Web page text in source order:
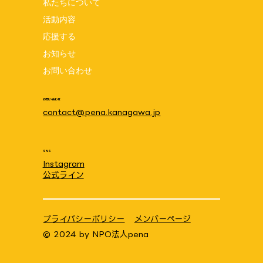
ラジオ出演のお知らせ FM湘南マジックウエ
私たちについて
活動内容
応援する
お知らせ
お問い合わせ
お問い合わせ
contact@pena.kanagawa.jp
SNS
Instagram
公式ライン
© 2024 by NPO法人pena
プライバシーポリシー メンバーページ